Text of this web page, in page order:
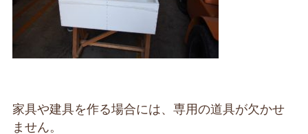
家具や建具を作る場合には、専用の道具が欠かせ
ません。